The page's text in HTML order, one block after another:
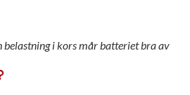
i kors mår batteriet bra av